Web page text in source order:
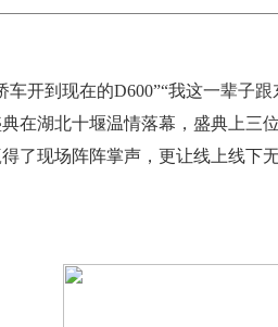
车开到现在的D600”“我这一辈子
在湖北十堰温情落幕，盛典上
了现场阵阵掌声，更让线上线下